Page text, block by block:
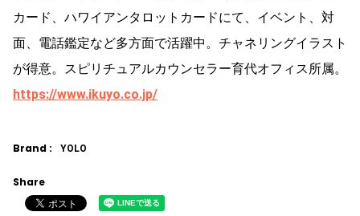
カード、ハワイアンタロットカードにて、イベント、対
面、電話鑑定など多方面で活躍中。チャネリングイラスト
が得意。スピリチュアルカウンセラー育代オフィス所属。
https://www.ikuyo.co.jp/
Brand : YOLO
Share